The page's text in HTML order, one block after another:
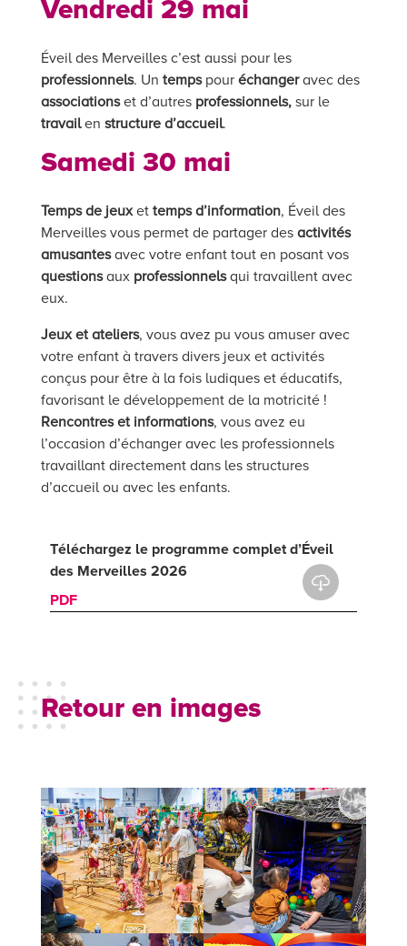
Vendredi 29 mai
Éveil des Merveilles c’est aussi pour les
professionnels. Un tempspour échangeravec des
associationset d’autres professionnels,sur le
travailen structure d’accueil.
Samedi 30 mai
Temps de jeuxet temps d’information, Éveil des
Merveilles vous permet de partager des activités
amusantesavec votre enfant tout en posant vos
questionsaux professionnelsqui travaillent avec
eux.
Jeux et ateliers, vous avez pu vous amuser avec
votre enfantà travers divers jeux et activités
conçus pour être à la fois ludiques et éducatifs,
favorisant le développement de la motricité!
Rencontres et informations, vous avez eu
l’occasion d’échanger avec les professionnels
travaillant directement dans les structures
d’accueil ou avec les enfants.
Téléchargez le programme complet d’Éveil
des Merveilles 2026
PDF
Retour en images